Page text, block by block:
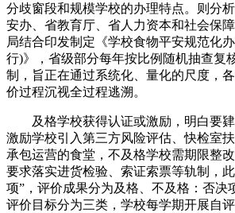
分歧窗段和规模学校的办理特点。则分
安办、省教育厅、省人力资本和社会保
局结合印发制定《学校食物平安规范化
行)》，省级部分每年按比例随机抽查复
制，旨正在通过系统化、量化的尺度，
价过程沉视全过程逃溯。
及格学校获得认证或激励，明白要肄
激励学校引入第三方风险评估、快检室
承包运营的食堂，不及格学校需期限整
要求落实进货检验、索证索票等轨制，
项”，评价成果分为及格、不及格：否决
评价目标分为三类，学校每学期开展自